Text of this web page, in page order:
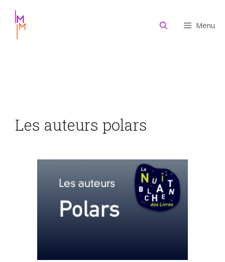
contenu
Menu
Les auteurs polars